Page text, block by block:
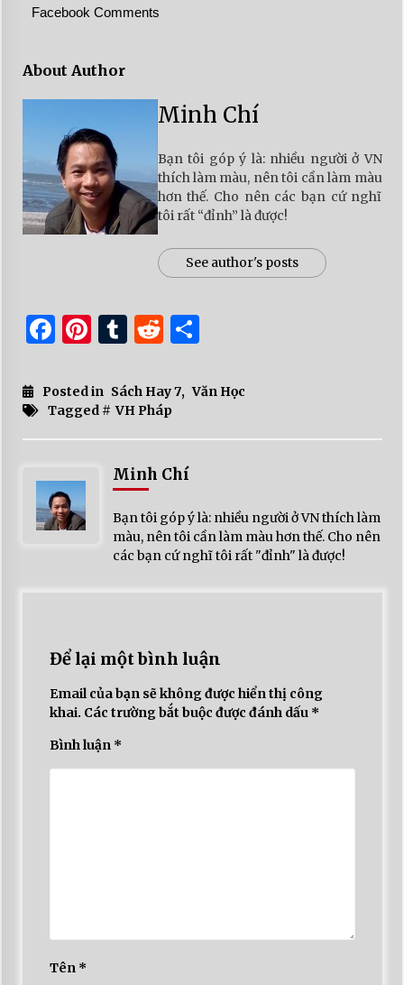
Facebook Comments
About Author
Minh Chí
Bạn tôi góp ý là: nhiều người ở VN
thích làm màu, nên tôi cần làm màu
hơn thế. Cho nên các bạn cứ nghĩ
tôi rất “đỉnh” là được!
See author's posts
Facebook
Pinterest
Tumblr
Reddit
Share
Posted in Sách Hay 7, Văn Học
Tagged # VH Pháp
Minh Chí
Bạn tôi góp ý là: nhiều người ở VN thích làm
màu, nên tôi cần làm màu hơn thế. Cho nên
các bạn cứ nghĩ tôi rất "đỉnh" là được!
Để lại một bình luận
Email của bạn sẽ không được hiển thị công
khai. Các trường bắt buộc được đánh dấu *
Bình luận *
Tên *